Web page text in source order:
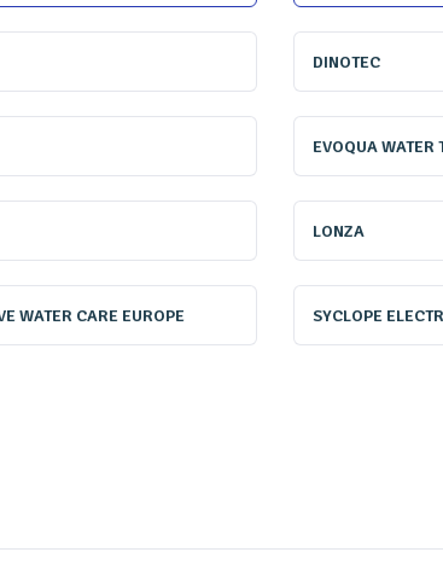
et l'urine. Elles peuvent être à l’origine,
doit toujours être inférieur à 0,6 mg/l, et
existent pour limiter leur quantité de
DINOTEC
EVOQUA WATER
LONZA
WATER CARE EUROPE SYCLOPE